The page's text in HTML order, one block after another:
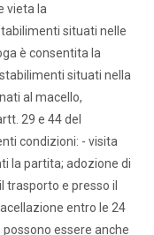
vieta la
situati nelle
è consentita la
situati nella
al macello,
29 e 44 del
condizioni: - visita
la partita; adozione di
trasporto e presso il
entro le 24
possono essere anche